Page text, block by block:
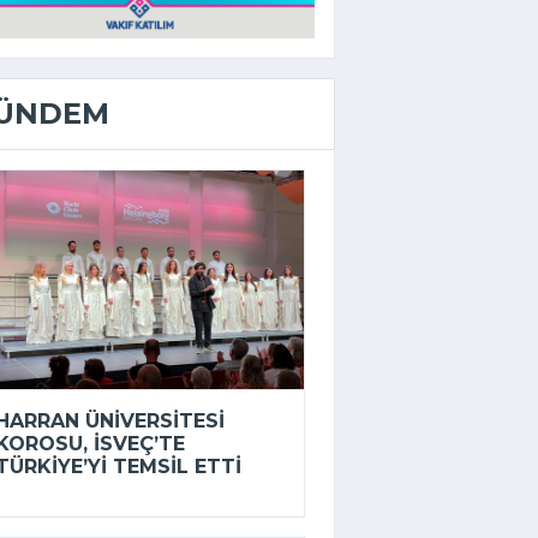
ÜNIVERSITESI
İSVEÇ’TE
TEMSIL ETTI